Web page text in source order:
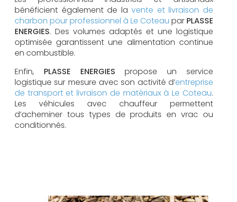
bénéficient également de lavente et livraison de
charbon pour professionnel à Le Coteau par PLASSE
ENERGIES. Des volumes adaptés et une logistique
optimisée garantissent une alimentation continue
en combustible.
Enfin, PLASSE ENERGIES propose un service
logistique sur mesure avec son activité d’entreprise
de transport et livraison de matériaux à Le Coteau.
Les véhicules avec chauffeur permettent
d’acheminer tous types de produits en vrac ou
conditionnés.